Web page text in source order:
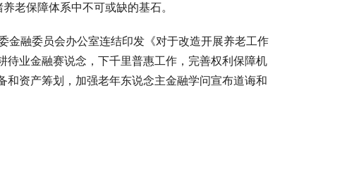
老保障体系中不可或缺的基石。
金融委员会办公室连结印发《对于改造开展养老工作
业金融赛说念，下千里普惠工作，完善权利保障机
资产筹划，加强老年东说念主金融学问宣布道诲和